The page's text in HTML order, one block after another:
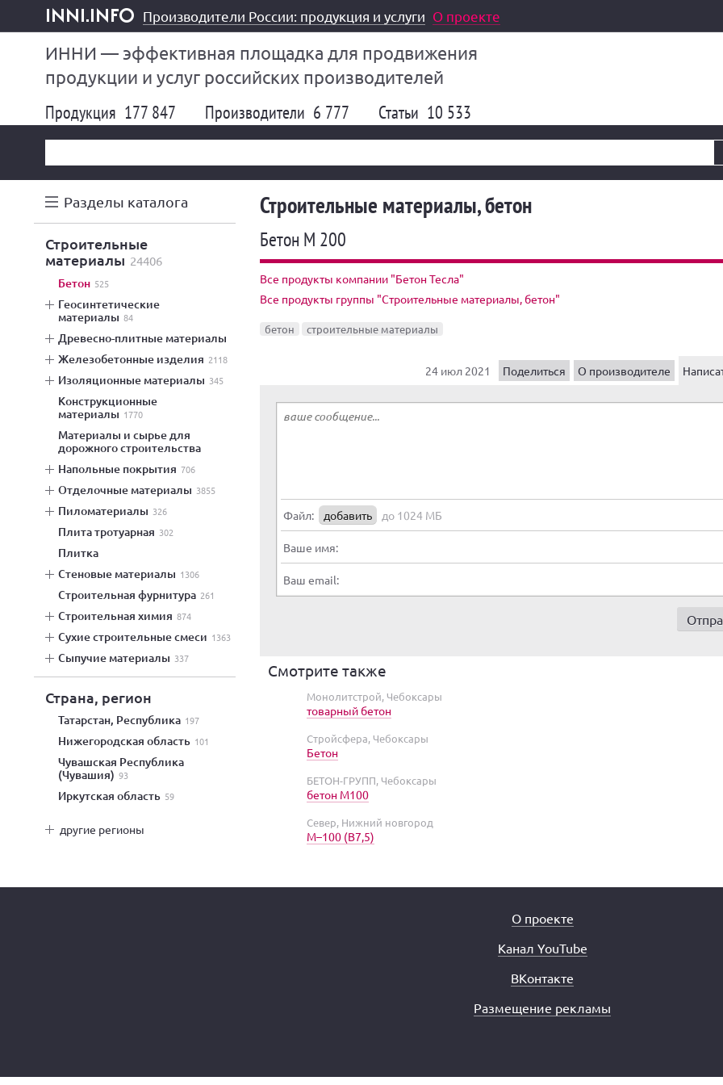
inni.info
Производители России: продукция и услуги О проекте
ИННИ — эффективная площадка для продвижения
продукции и услуг российских производителей
Продукция 177 847 Производители 6 777 Статьи 10 533
Разделы каталога
строительные
материалы 24406
бетон 525
геосинтетические
материалы 84
древесно-плитные материалы
железобетонные изделия 2118
изоляционные материалы 345
конструкционные
материалы 1770
материалы и сырье для
дорожного строительства
напольные покрытия 706
отделочные материалы 3855
пиломатериалы 326
плита тротуарная 302
плитка
стеновые материалы 1306
строительная фурнитура 261
строительная химия 874
сухие строительные смеси 1363
сыпучие материалы 337
Страна, регион
Татарстан, Республика 197
Нижегородская область 101
Чувашская Республика
(Чувашия) 93
Иркутская область 59
другие регионы
Строительные материалы, бетон
Бетон М 200
Все продукты компании "Бетон Тесла"
Все продукты группы "Строительные материалы, бетон"
бетон строительные материалы
24 июл 2021 Поделиться О производителе
Файл: добавить до 1024 МБ
Ваше имя:
Ваш email:
Смотрите также
Монолитстрой, Чебоксары
товарный бетон
Стройсфера, Чебоксары
Бетон
БЕТОН-ГРУПП, Чебоксары
бетон М100
Север, Нижний новгород
М–100 (В7,5)
О проекте
Канал YouTube
ВКонтакте
Размещение рекламы